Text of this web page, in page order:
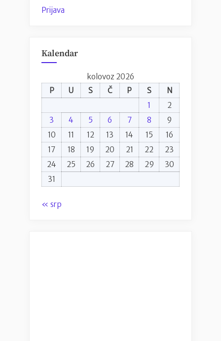
Prijava
Kalendar
kolovoz 2026
P
U S Č P S
N
1
2
3
4 5 6 7 8
9
10
11 12 13 14 15
16
17
18 19 20 21 22
23
24
25 26 27 28 29
30
31
« srp